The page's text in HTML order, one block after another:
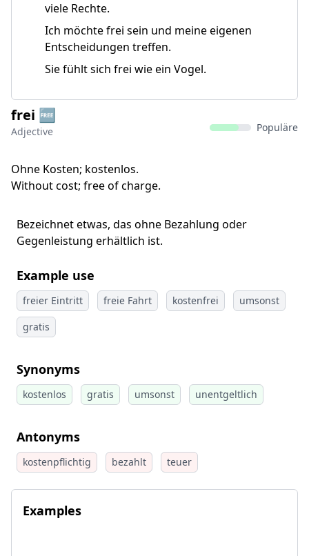
viele Rechte.
Ich möchte frei sein und meine eigenen
Entscheidungen treffen.
Sie fühlt sich frei wie ein Vogel.
frei 🆓
Adjective Populäre
Ohne Kosten; kostenlos.
Without cost; free of charge.
Bezeichnet etwas, das ohne Bezahlung oder
Gegenleistung erhältlich ist.
Example use
freier Eintritt freie Fahrt kostenfrei
umsonst
gratis
Synonyms
kostenlos gratis umsonst unentgeltlich
Antonyms
kostenpflichtig bezahlt teuer
Examples